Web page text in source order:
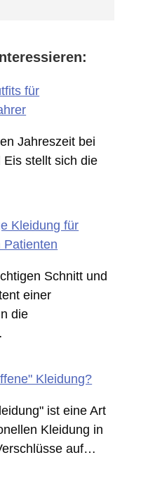
für
Jahreszeit bei
Eis stellt sich die
Kleidung für
Patienten
Schnitt und
einer
die
Kleidung?
ist eine Art
Kleidung in
auf…